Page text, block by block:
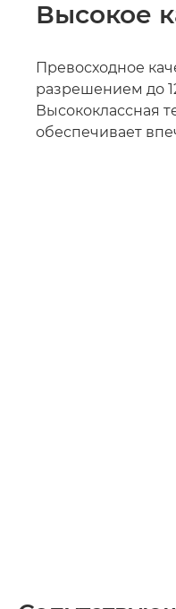
Высокое
Превосходное
разрешением до
Высококлассная
обеспечивает